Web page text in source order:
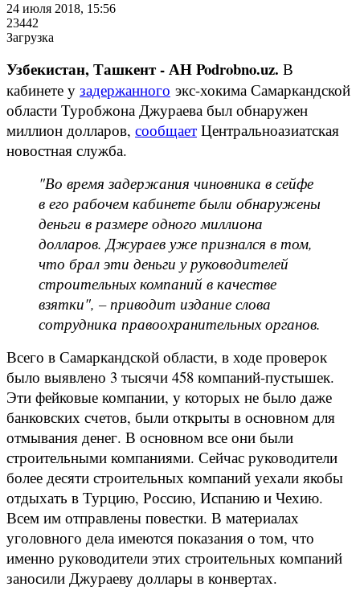
24 июля 2018, 15:56
23442
Загрузка
Узбекистан, Ташкент - АН Podrobno.uz. В
кабинете у задержанного экс-хокима Самаркандской
области Туробжона Джураева был обнаружен
миллион долларов, сообщает Центральноазиатская
новостная служба.
"Во время задержания чиновника в сейфе
в его рабочем кабинете были обнаружены
деньги в размере одного миллиона
долларов. Джураев уже признался в том,
что брал эти деньги у руководителей
строительных компаний в качестве
взятки", – приводит издание слова
сотрудника правоохранительных органов.
Всего в Самаркандской области, в ходе проверок
было выявлено 3 тысячи 458 компаний-пустышек.
Эти фейковые компании, у которых не было даже
банковских счетов, были открыты в основном для
отмывания денег. В основном все они были
строительными компаниями. Сейчас руководители
более десяти строительных компаний уехали якобы
отдыхать в Турцию, Россию, Испанию и Чехию.
Всем им отправлены повестки. В материалах
уголовного дела имеются показания о том, что
именно руководители этих строительных компаний
заносили Джураеву доллары в конвертах.